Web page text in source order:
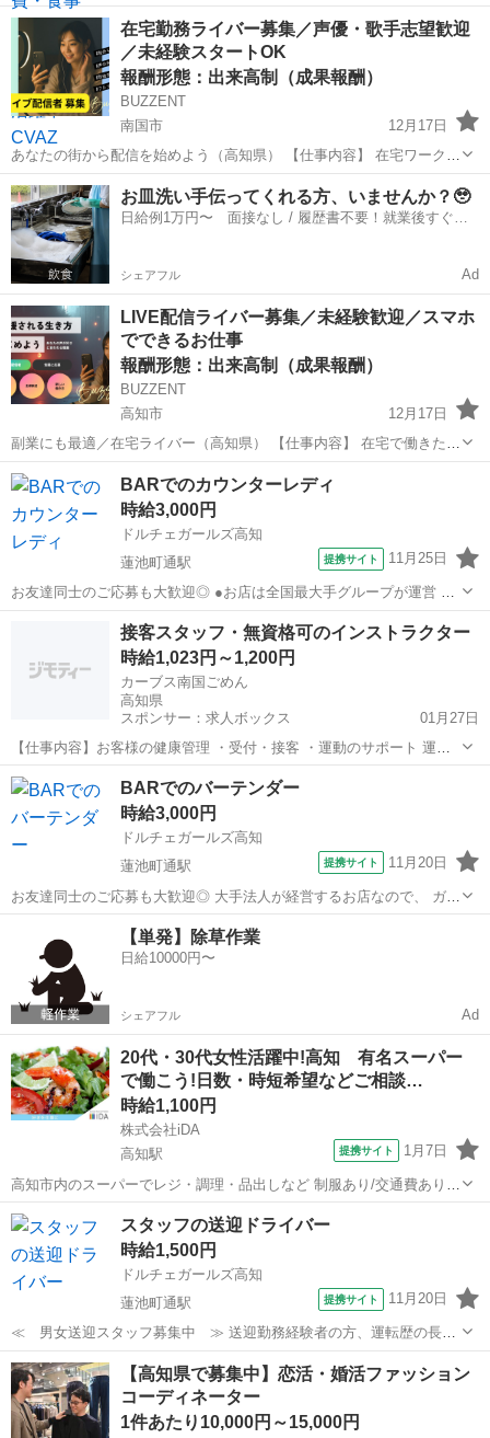
しい」「美味しい」 そんな住込みリゾートバイトを始めてみません
か？ 「効率よく稼げるところで短期集中でお金を貯めたい」 「同年代
が多く友達と観光しながら働...
高知 南国市 その他
在宅勤務ライバー募集／声優・歌手志望歓迎
／未経験スタートOK
報酬形態：出来高制（成果報酬）
BUZZENT
南国市
12月17日
あなたの街から配信を始めよう（高知県） 【仕事内容】 在宅ワークを
探している人に、いま人気なのがライブ配信。 スマホ1台で始めら
れ、スキマ時間でも続けられる。 話すこと・笑うことが好きな方な...
高知 南国市 その他 ライバー
お皿洗い手伝ってくれる方、いませんか？🥹
日給例1万円〜 面接なし / 履歴書不要！就業後すぐに
シェアフル Ad
LIVE配信ライバー募集／未経験歓迎／スマホ
でできるお仕事
報酬形態：出来高制（成果報酬）
BUZZENT
高知市
12月17日
副業にも最適／在宅ライバー（高知県） 【仕事内容】 在宅で働きた
い、でも何から始めたらいいか分からない。 そんな方におすすめなの
がライブ配信。 スマホさえあれば、自分のペースで働けて、人との...
高知 ライバー
BARでのカウンターレディ
時給3,000円
ドルチェガールズ高知
蓮池町通駅
提携サイト 11月25日
お友達同士のご応募も大歓迎◎ ●お店は全国最大手グループが運営 法
令順守。安全で働きやすい環境を 提供しています。 初めての方もご安
り ・・・この2つだけ...
蓮池町通駅 その他
接客スタッフ・無資格可のインストラクター
時給1,023円～1,200円
カーブス南国ごめん
高知県
スポンサー：求人ボックス
01月27日
【仕事内容】お客様の健康管理 ・受付・接客 ・運動のサポート 運動
メニューはマシンを順番に使う サーキットトレーニングとストレッチ
のみ レッスンはないので未経験でも安心 各種研修制度も充実働き方は
自分次第。 マイペースさんもキャリ...
アルバイト・パート
BARでのバーテンダー
時給3,000円
ドルチェガールズ高知
蓮池町通駅
提携サイト 11月20日
お友達同士のご応募も大歓迎◎ 大手法人が経営するお店なので、 ガー
ルズバー初心者さんにもオススメ♪ お酒に詳しくない方やお酒を飲む
のが苦手な方もOK！ ＼バーテンダー募集中／ 簡単なお酒を作って、
楽しくお喋りするダケ！...
蓮池町通駅 その他
【単発】除草作業
日給10000円〜
シェアフル Ad
20代・30代女性活躍中!高知 有名スーパー
で働こう!日数・時短希望などご相談…
時給1,100円
株式会社iDA
高知駅
提携サイト 1月7日
高知市内のスーパーでレジ・調理・品出しなど 制服あり/交通費あり/
学生さん大歓迎 【開始日】即日〜長期 【時給】1、100円〜 別途残
業代、交通費支給 【時間】9:00〜22:00の内、実働6〜7時間/週3〜5
日 ※日数・時...
高知 高知駅 その他
スタッフの送迎ドライバー
時給1,500円
ドルチェガールズ高知
蓮池町通駅
提携サイト 11月20日
≪ 男女送迎スタッフ募集中 ≫ 送迎勤務経験者の方、運転歴の長い
方 は優遇◎もちろん、未経験の方にも 丁寧にお教えします！ 【オシ
ゴト内容】 スタッフを安全に希望地やお店まで 送迎していただくお仕
事です！ 好きな音楽を聞き...
高知 高知市 蓮池町通駅 その他
【高知県で募集中】恋活・婚活ファッション
コーディネーター
1件あたり10,000円～15,000円